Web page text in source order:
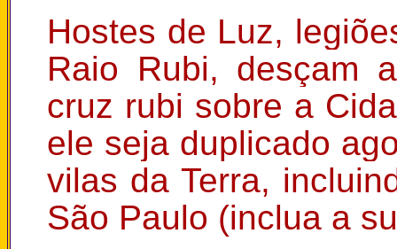
Hostes de Luz,
Raio Rubi, desçam
cruz rubi sobre a
ele seja duplicado
vilas da Terra,
São Paulo (inclua a